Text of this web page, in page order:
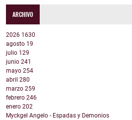
ARCHIVO
2026 1630
agosto 19
julio 129
junio 241
mayo 254
abril 280
marzo 259
febrero 246
enero 202
Myckgel Angelo - Espadas y Demonios